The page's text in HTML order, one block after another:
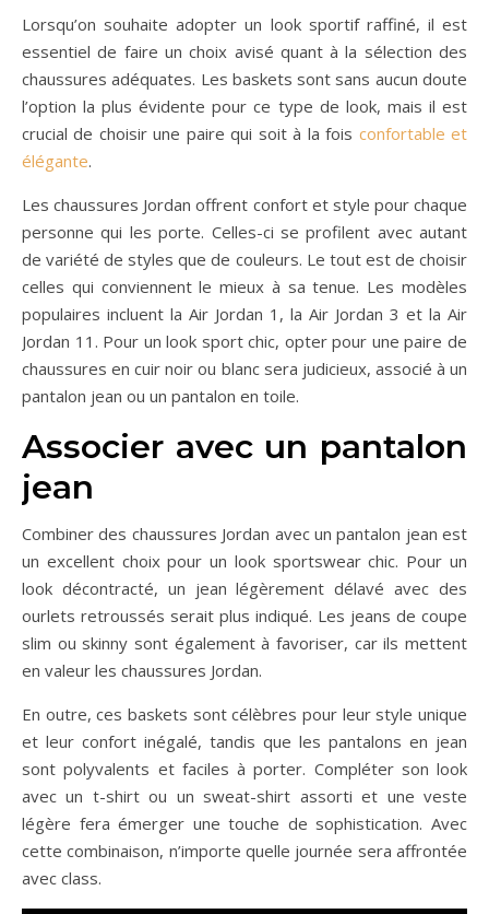
Lorsqu’on souhaite adopter un look sportif raffiné, il est
essentiel de faire un choix avisé quant à la sélection des
chaussures adéquates. Les baskets sont sans aucun doute
l’option la plus évidente pour ce type de look, mais il est
crucial de choisir une paire qui soit à la fois confortable et
élégante.
Les chaussures Jordan offrent confort et style pour chaque
personne qui les porte. Celles-ci se profilent avec autant
de variété de styles que de couleurs. Le tout est de choisir
celles qui conviennent le mieux à sa tenue. Les modèles
populaires incluent la Air Jordan 1, la Air Jordan 3 et la Air
Jordan 11. Pour un look sport chic, opter pour une paire de
chaussures en cuir noir ou blanc sera judicieux, associé à un
pantalon jean ou un pantalon en toile.
Associer avec un pantalon
jean
Combiner des chaussures Jordan avec un pantalon jean est
un excellent choix pour un look sportswear chic. Pour un
look décontracté, un jean légèrement délavé avec des
ourlets retroussés serait plus indiqué. Les jeans de coupe
slim ou skinny sont également à favoriser, car ils mettent
en valeur les chaussures Jordan.
En outre, ces baskets sont célèbres pour leur style unique
et leur confort inégalé, tandis que les pantalons en jean
sont polyvalents et faciles à porter. Compléter son look
avec un t-shirt ou un sweat-shirt assorti et une veste
légère fera émerger une touche de sophistication. Avec
cette combinaison, n’importe quelle journée sera affrontée
avec class.